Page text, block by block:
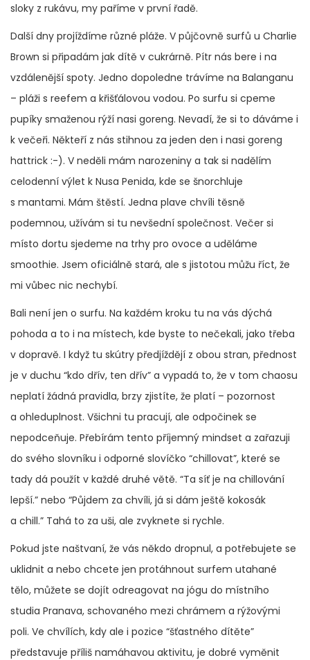
sloky z rukávu, my paříme v první řadě.
Další dny projíždíme různé pláže. V půjčovně surfů u Charlie
Brown si připadám jak dítě v cukrárně. Pítr nás bere i na
vzdálenější spoty. Jedno dopoledne trávíme na Balanganu
– pláži s reefem a křišťálovou vodou. Po surfu si cpeme
pupíky smaženou rýží nasi goreng. Nevadí, že si to dáváme i
k večeři. Někteří z nás stihnou za jeden den i nasi goreng
hattrick :-). V neděli mám narozeniny a tak si nadělím
celodenní výlet k Nusa Penida, kde se šnorchluje
s mantami. Mám štěstí. Jedna plave chvíli těsně
podemnou, užívám si tu nevšední společnost. Večer si
místo dortu sjedeme na trhy pro ovoce a uděláme
smoothie. Jsem oficiálně stará, ale s jistotou můžu říct, že
mi vůbec nic nechybí.
Bali není jen o surfu. Na každém kroku tu na vás dýchá
pohoda a to i na místech, kde byste to nečekali, jako třeba
v dopravě. I když tu skútry předjíždějí z obou stran, přednost
je v duchu “kdo dřív, ten dřív” a vypadá to, že v tom chaosu
neplatí žádná pravidla, brzy zjistíte, že platí – pozornost
a ohleduplnost. Všichni tu pracují, ale odpočinek se
nepodceňuje. Přebírám tento příjemný mindset a zařazuji
do svého slovníku i odporné slovíčko “chillovat”, které se
tady dá použít v každé druhé větě. “Ta síť je na chillování
lepší.” nebo “Půjdem za chvíli, já si dám ještě kokosák
a chill.” Tahá to za uši, ale zvyknete si rychle.
Pokud jste naštvaní, že vás někdo dropnul, a potřebujete se
uklidnit a nebo chcete jen protáhnout surfem utahané
tělo, můžete se dojít odreagovat na jógu do místního
studia Pranava, schovaného mezi chrámem a rýžovými
poli. Ve chvílích, kdy ale i pozice “šťastného dítěte”
představuje příliš namáhavou aktivitu, je dobré vyměnit